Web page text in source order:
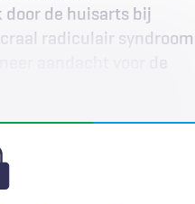
de huisarts bij
radiculair syndroom
aandacht voor de